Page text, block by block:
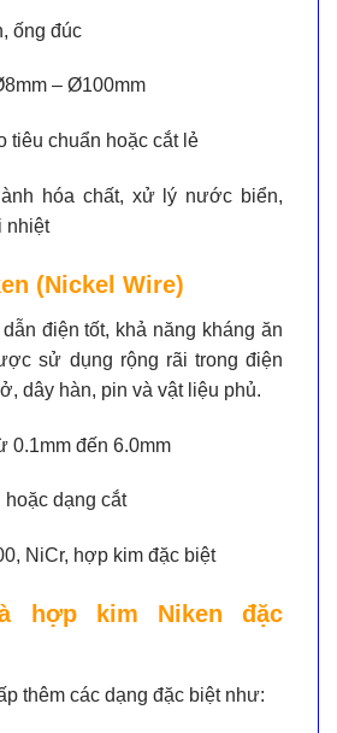
ống đúc
– Ø100mm
tiêu chuẩn hoặc cắt lẻ
hóa chất, xử lý nước biển,
nhiệt
(Nickel Wire)
điện tốt, khả năng kháng ăn
sử dụng rộng rãi trong điện
dây hàn, pin và vật liệu phủ.
0.1mm đến 6.0mm
hoặc dạng cắt
NiCr, hợp kim đặc biệt
hợp kim Niken đặc
thêm các dạng đặc biệt như: